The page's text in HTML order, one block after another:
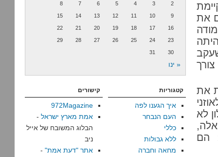
את
את
לא
הם
2
3
4
5
6
7
8
9
10
11
12
13
14
15
16
17
18
19
20
21
22
23
24
25
26
27
28
29
30
31
« ינו
קטגוריות
איך הגענו לפה
העם הנבחר
כללי
ללא גבולות
מחאה וחברה
קישורים
972Magazine
אמת מארץ ישראל -
הבלוג המשובח של אייל
ניב
אתר "דעת אמת" -